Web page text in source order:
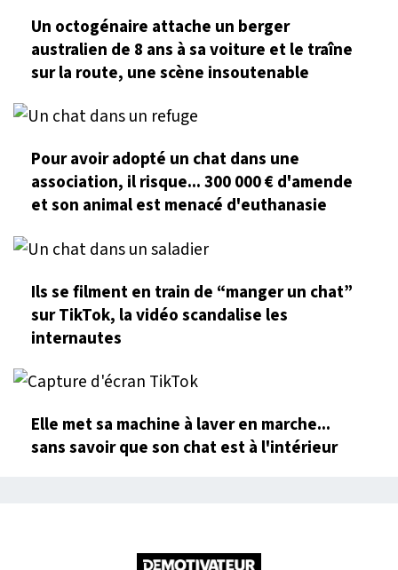
Un octogénaire attache un berger
australien de 8 ans à sa voiture et le traîne
sur la route, une scène insoutenable
Pour avoir adopté un chat dans une
association, il risque... 300 000 € d'amende
et son animal est menacé d'euthanasie
Ils se filment en train de “manger un chat”
sur TikTok, la vidéo scandalise les
internautes
Elle met sa machine à laver en marche...
sans savoir que son chat est à l'intérieur